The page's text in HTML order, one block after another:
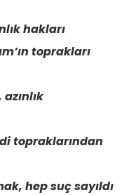
hakları
toprakları
topraklarından
hep suç sayıldı